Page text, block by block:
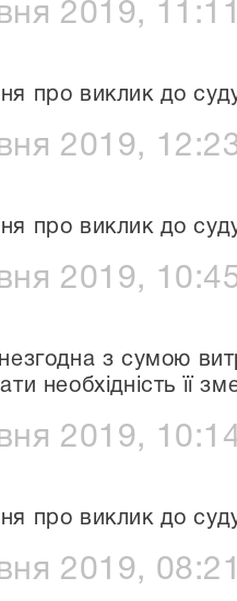
2019,
про виклик до
2019,
про виклик до
2019,
з сумою
необхідність її
2019,
про виклик до
2019,